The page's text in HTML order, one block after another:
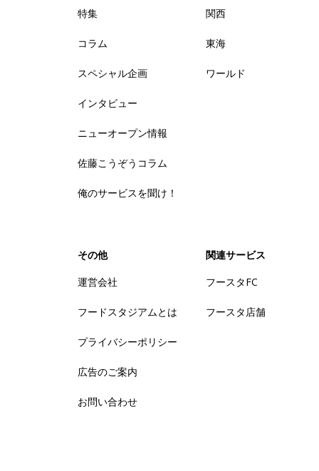
特集
コラム
スペシャル企画
インタビュー
ニューオープン情報
佐藤こうぞうコラム
俺のサービスを聞け！
関西
東海
ワールド
その他
運営会社
フードスタジアムとは
プライバシーポリシー
広告のご案内
お問い合わせ
関連サービス
フースタFC
フースタ店舗